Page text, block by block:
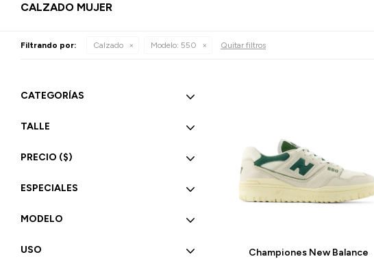
CALZADO MUJER
Filtrando por: Calzado Modelo: 550 Quitar filtros
Championes New Balance
CATEGORÍAS
TALLE
PRECIO ($)
ESPECIALES
MODELO
USO